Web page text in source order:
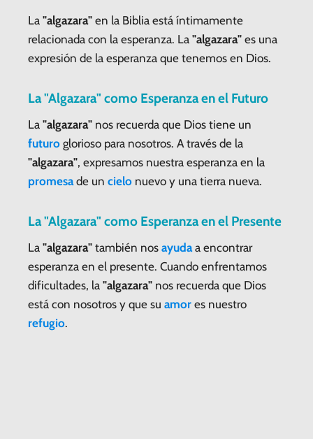
La "algazara" en la Biblia está íntimamente
relacionada con la esperanza. La "algazara" es una
expresión de la esperanza que tenemos en Dios.
La "Algazara" como Esperanza en el Futuro
La "algazara" nos recuerda que Dios tiene un
futuro glorioso para nosotros. A través de la
"algazara", expresamos nuestra esperanza en la
promesade un cielo nuevo y una tierra nueva.
La "Algazara" como Esperanza en el Presente
La "algazara" también nos ayudaa encontrar
esperanza en el presente. Cuando enfrentamos
dificultades, la "algazara" nos recuerda que Dios
está con nosotros y que su amor es nuestro
refugio.